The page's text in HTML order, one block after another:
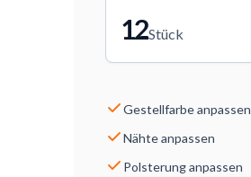
12Stück
Gestellfarbe anpassen
Nähte anpassen
Polsterung anpassen